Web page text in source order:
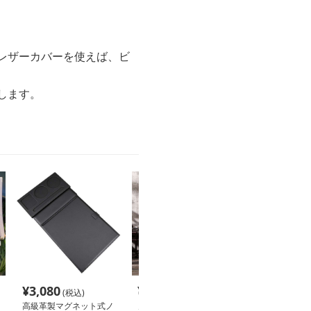
ザーカバーを使えば、ビ
す。
¥3,080(税込)
高級革製マグネット式ノ
¥